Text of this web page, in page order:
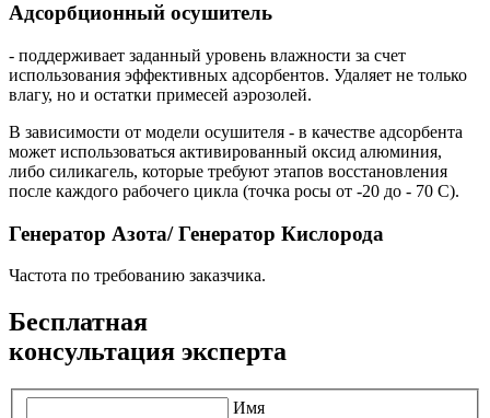
Адсорбционный осушитель
- поддерживает заданный уровень влажности за счет
использования эффективных адсорбентов. Удаляет не только
влагу, но и остатки примесей аэрозолей.
В зависимости от модели осушителя - в качестве адсорбента
может использоваться активированный оксид алюминия,
либо силикагель, которые требуют этапов восстановления
после каждого рабочего цикла (точка росы от -20 до - 70 С).
Генератор Азота/ Генератор Кислорода
Частота по требованию заказчика.
Бесплатная
консультация эксперта
Имя